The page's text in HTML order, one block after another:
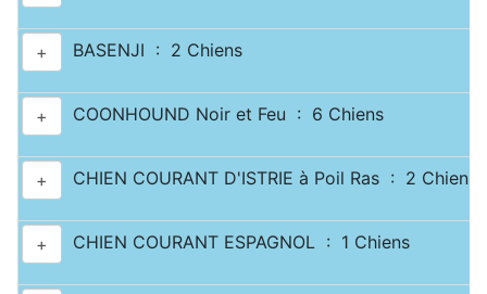
+ BASENJI : 2 Chiens
+ COONHOUND Noir et Feu : 6 Chiens
+ CHIEN COURANT D'ISTRIE à Poil Ras : 2 Chiens
+ CHIEN COURANT ESPAGNOL : 1 Chiens